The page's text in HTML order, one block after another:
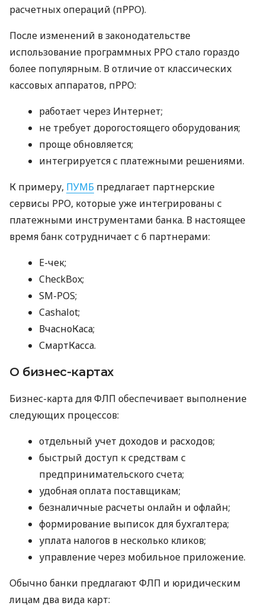
расчетных операций (пРРО).
После изменений в законодательстве
использование программных РРО стало гораздо
более популярным. В отличие от классических
кассовых аппаратов, пРРО:
работает через Интернет;
не требует дорогостоящего оборудования;
проще обновляется;
интегрируется с платежными решениями.
К примеру, ПУМБ предлагает партнерские
сервисы РРО, которые уже интегрированы с
платежными инструментами банка. В настоящее
время банк сотрудничает с 6 партнерами:
E-чек;
CheckBox;
SM-POS;
Cashalot;
ВчасноКаса;
СмартКасса.
О бизнес-картах
Бизнес-карта для ФЛП обеспечивает выполнение
следующих процессов:
отдельный учет доходов и расходов;
быстрый доступ к средствам с
предпринимательского счета;
удобная оплата поставщикам;
безналичные расчеты онлайн и офлайн;
формирование выписок для бухгалтера;
уплата налогов в несколько кликов;
управление через мобильное приложение.
Обычно банки предлагают ФЛП и юридическим
лицам два вида карт: